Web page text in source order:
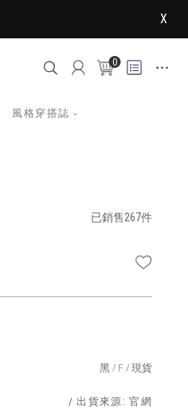
X
0
風格穿搭誌
已銷售267件
黑 F 現貨
/ 出貨來源:官網